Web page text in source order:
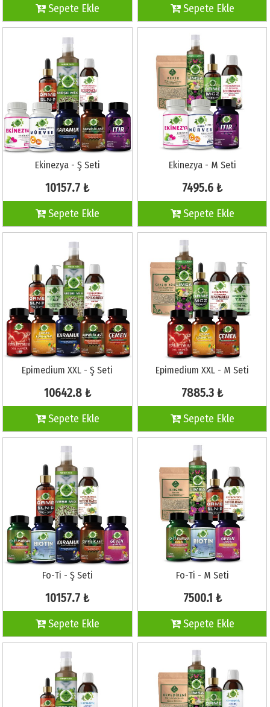
Sepete Ekle Sepete Ekle
Ekinezya - Ş Seti
10157.7 ₺
Sepete Ekle
Ekinezya - M Seti
7495.6 ₺
Sepete Ekle
Epimedium XXL - Ş Seti
10642.8 ₺
Sepete Ekle
Epimedium XXL - M Seti
7885.3 ₺
Sepete Ekle
Fo-Ti - Ş Seti
10157.7 ₺
Sepete Ekle
Fo-Ti - M Seti
7500.1 ₺
Sepete Ekle